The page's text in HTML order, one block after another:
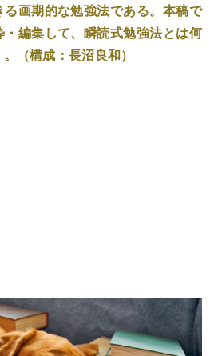
画期的な勉強法である。本稿で
編集して、瞬読式勉強法とは何
（構成：長沼良和）